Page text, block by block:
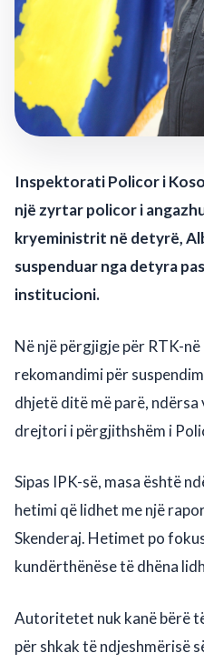
Inspektorati Policor i
një zyrtar policor i
kryeministrit në detyrë,
suspenduar nga detyra
institucioni.
Në një përgjigje për RTK-
rekomandimi për
dhjetë ditë më parë,
drejtori i përgjithshëm i
Sipas IPK-së, masa është
hetimi që lidhet me një
Skenderaj. Hetimet po
kundërthënëse të dhëna
Autoritetet nuk kanë bërë
për shkak të ndjeshmërisë